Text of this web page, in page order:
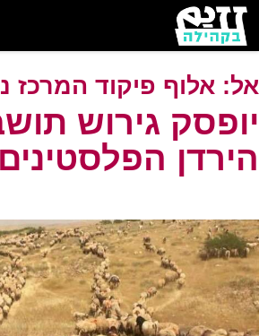
Skip
main
content
אל: אלוף פיקוד המרכז
יופסק גירוש
הירדן הפלסטינים